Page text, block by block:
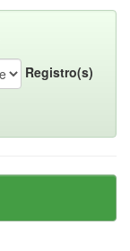
Registro(s)